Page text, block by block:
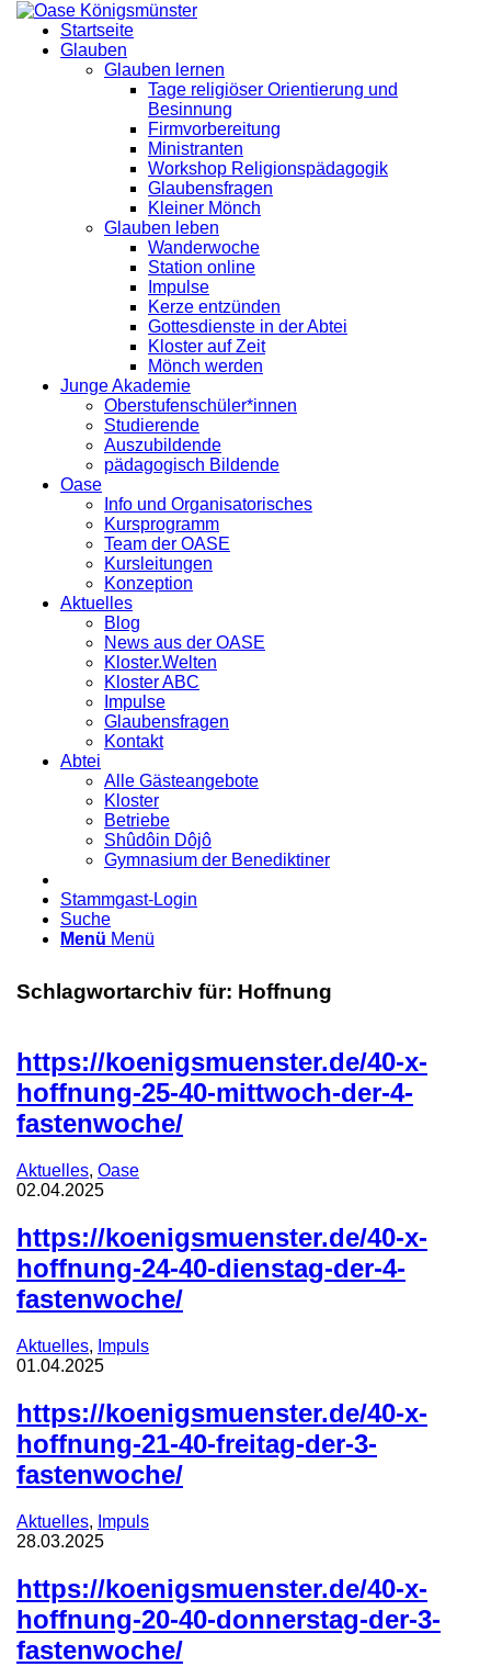
Startseite
Glauben
Glauben lernen
Tage religiöser Orientierung und
Besinnung
Firmvorbereitung
Ministranten
Workshop Religionspädagogik
Glaubensfragen
Kleiner Mönch
Glauben leben
Wanderwoche
Station online
Impulse
Kerze entzünden
Gottesdienste in der Abtei
Kloster auf Zeit
Mönch werden
Junge Akademie
Oberstufenschüler*innen
Studierende
Auszubildende
pädagogisch Bildende
Oase
Info und Organisatorisches
Kursprogramm
Team der OASE
Kursleitungen
Konzeption
Aktuelles
Blog
News aus der OASE
Kloster.Welten
Kloster ABC
Impulse
Glaubensfragen
Kontakt
Abtei
Alle Gästeangebote
Kloster
Betriebe
Shûdôin Dôjô
Gymnasium der Benediktiner
Stammgast-Login
Suche
Menü Menü
Schlagwortarchiv für: Hoffnung
https://koenigsmuenster.de/40-x-
hoffnung-25-40-mittwoch-der-4-
fastenwoche/
Aktuelles, Oase
02.04.2025
https://koenigsmuenster.de/40-x-
hoffnung-24-40-dienstag-der-4-
fastenwoche/
Aktuelles, Impuls
01.04.2025
https://koenigsmuenster.de/40-x-
hoffnung-21-40-freitag-der-3-
fastenwoche/
Aktuelles, Impuls
28.03.2025
https://koenigsmuenster.de/40-x-
hoffnung-20-40-donnerstag-der-3-
fastenwoche/